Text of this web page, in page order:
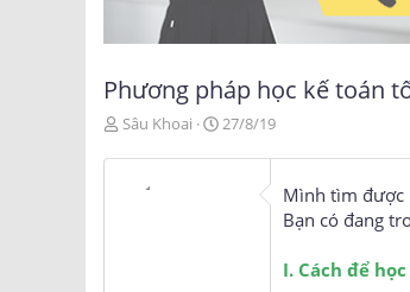
Phương pháp học kế toán
T
r
Sâu Khoai
N
à
27/8/19
Mình tìm được
Bạn có đang
I. Cách để